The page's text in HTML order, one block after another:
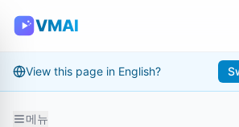
VMAI
View this page in English?
메뉴